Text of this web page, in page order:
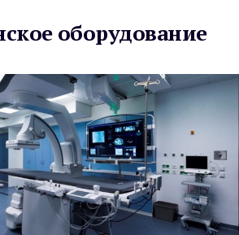
оборудование